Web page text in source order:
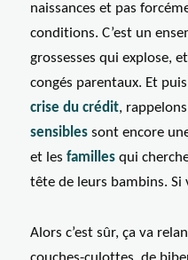
naissances et pas
conditions. C’est un
grossesses qui explose,
congés parentaux. Et
crise du crédit,
sensiblessont encore
et les famillesqui
tête de leurs bambins. Si
Alors c’est sûr, ça va